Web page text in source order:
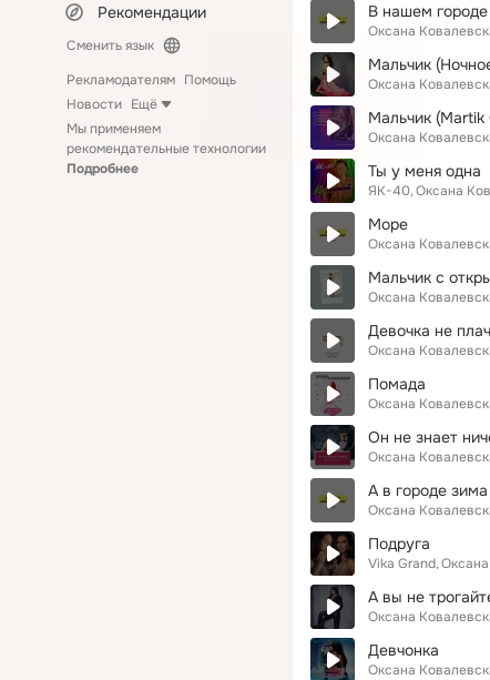
Рекомендации
Сменить язык
Рекламодателям Помощь
Новости Ещё
Мы применяем
рекомендательные технологии
Подробнее
В нашем
Оксана
Мальчик
Оксана
Мальчик (Martik
Оксана
Ты у меня одна
ЯК-40 Оксана
Море
Оксана
Мальчик с
Оксана
Девочка не
Оксана
Помада
Оксана
Он не знает
Оксана
А в городе
Оксана
Подруга
Vika Grand
А вы не
Оксана
Девчонка
Оксана